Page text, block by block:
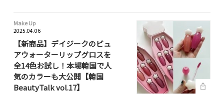
Make Up
2025.04.06
【新商品】デイジークのピュ
アウォーターリップグロスを
全14色お試し！本場韓国で人
気のカラーも大公開【韓国
BeautyTalk vol.17】